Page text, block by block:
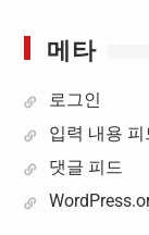
메타
로그인
입력 내용 피
댓글 피드